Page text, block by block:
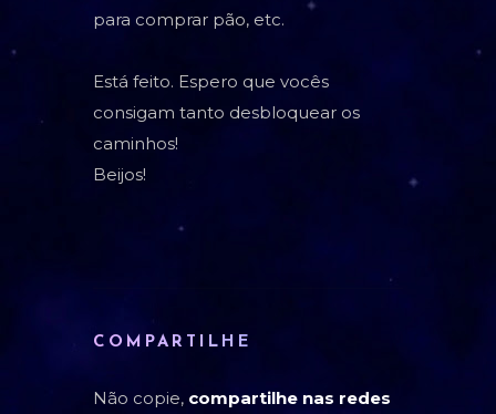
para comprar pão, etc.
Está feito. Espero que vocês
consigam tanto desbloquear os
caminhos!
Beijos!
COMPARTILHE
Não copie, compartilhe nas redes